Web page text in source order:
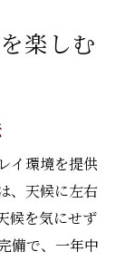
楽しむ
イ環境を提供
、天候に左右
候を気にせず
備で、一年中